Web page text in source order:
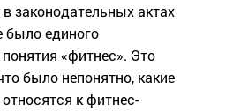
в законодательных актах
было единого
«фитнес». Это
было непонятно, какие
к фитнес-